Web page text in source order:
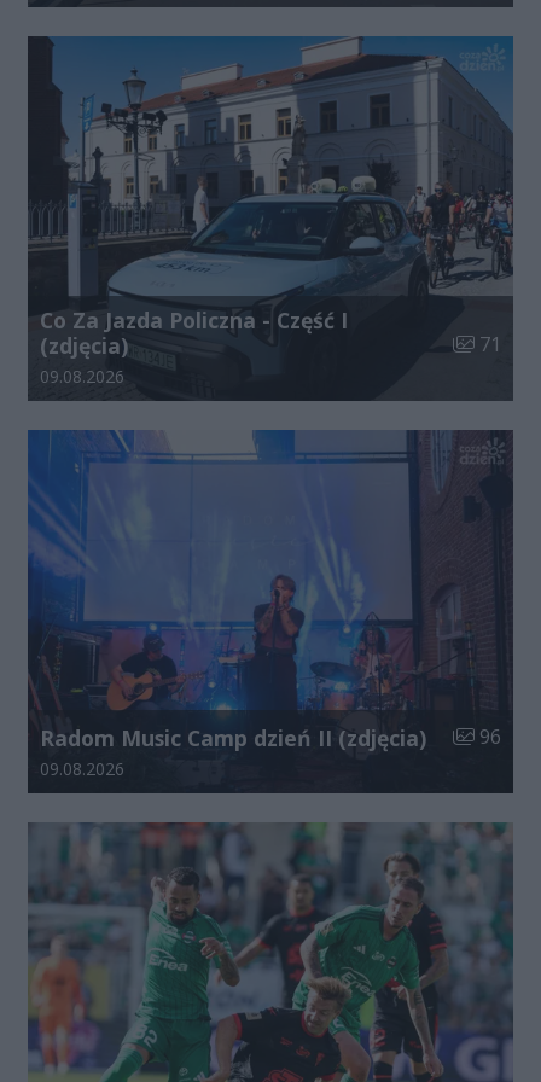
Co Za Jazda Policzna - Część I
(zdjęcia)
Liczba
71
Data dodania galerii:
09.08.2026
Radom Music Camp dzień II (zdjęcia) Liczba
96
Data dodania galerii:
09.08.2026